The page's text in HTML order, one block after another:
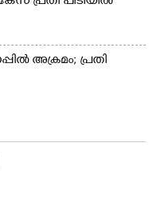
അക്രമം; പ്രതി